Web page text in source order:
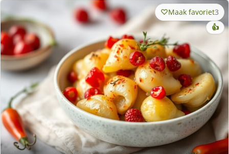
Maak favoriet3
👍